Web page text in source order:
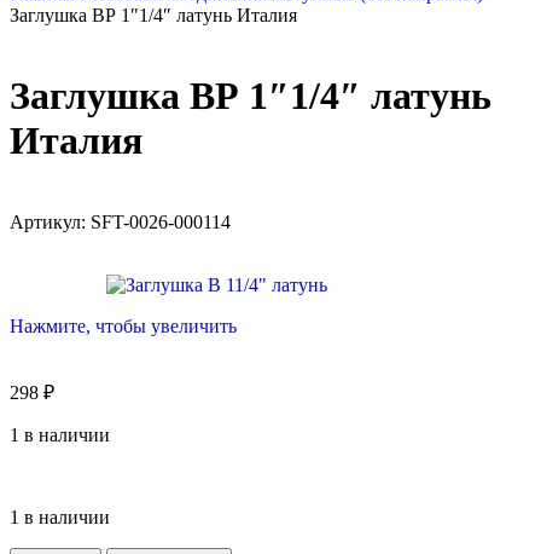
Заглушкa ВР 1″1/4″ латунь Италия
Заглушкa ВР 1″1/4″ латунь
Италия
Артикул: SFT-0026-000114
Нажмите, чтобы увеличить
298 ₽
1 в наличии
1 в наличии